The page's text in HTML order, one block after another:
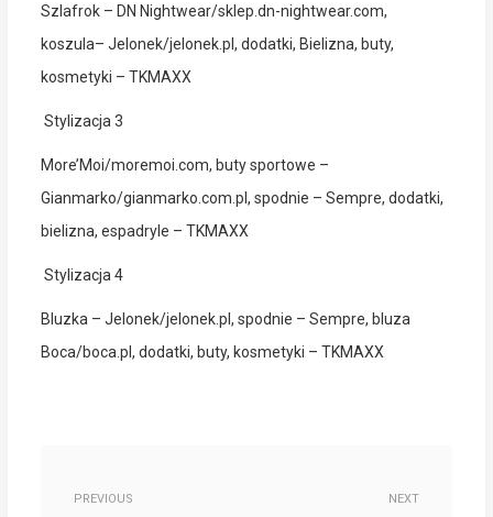
Szlafrok – DN Nightwear/sklep.dn-nightwear.com,
koszula– Jelonek/jelonek.pl, dodatki, Bielizna, buty,
kosmetyki – TKMAXX
Stylizacja 3
More’Moi/moremoi.com, buty sportowe –
Gianmarko/gianmarko.com.pl, spodnie – Sempre, dodatki,
bielizna, espadryle – TKMAXX
Stylizacja 4
Bluzka – Jelonek/jelonek.pl, spodnie – Sempre, bluza
Boca/boca.pl, dodatki, buty, kosmetyki – TKMAXX
PREVIOUS NEXT